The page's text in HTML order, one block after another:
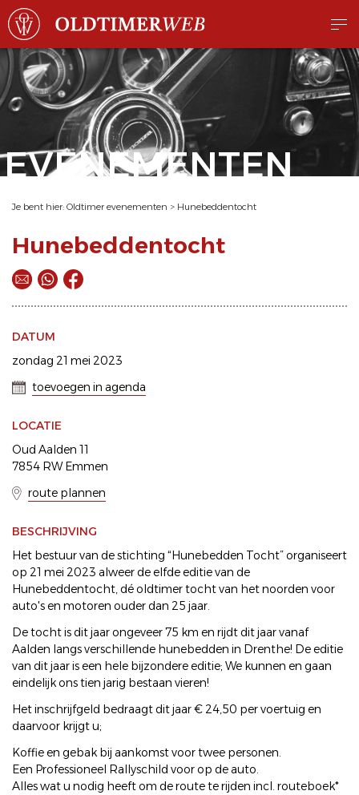
EVENEMENTEN
Je bent hier: Oldtimer evenementen > Hunebeddentocht
Hunebeddentocht
DATUM
zondag 21 mei 2023
toevoegen in agenda
LOCATIE
Oud Aalden 11
7854 RW Emmen
route plannen
BESCHRIJVING
Het bestuur van de stichting “Hunebedden Tocht” organiseert
op 21 mei 2023 alweer de elfde editie van de
Hunebeddentocht, dé oldtimer tocht van het noorden voor
auto's en motoren ouder dan 25 jaar.
De tocht is dit jaar ongeveer 75 km en rijdt dit jaar vanaf
Aalden langs verschillende hunebedden in Drenthe! De editie
van dit jaar is een hele bijzondere editie; We kunnen en gaan
eindelijk ons tien jarig bestaan vieren!
Het inschrijfgeld bedraagt dit jaar € 24,50 per voertuig en
daarvoor krijgt u;
Koffie en gebak bij aankomst voor twee personen.
Een Professioneel Rallyschild voor op de auto.
Alles wat u nodig heeft om de route te rijden incl. routeboek*